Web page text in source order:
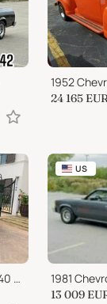
1952
24 165
1991 Mercedes-Benz G 240 GELANDEWAGEN ‘WOLF PACK’
US
13 009